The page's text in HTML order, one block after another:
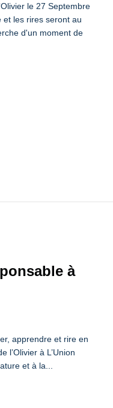
le 27 Septembre
et les rires seront au
d'un moment de
à
apprendre et rire en
l’Olivier à L’Union
et à la...